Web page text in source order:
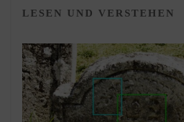
LESEN UND VERSTEHEN